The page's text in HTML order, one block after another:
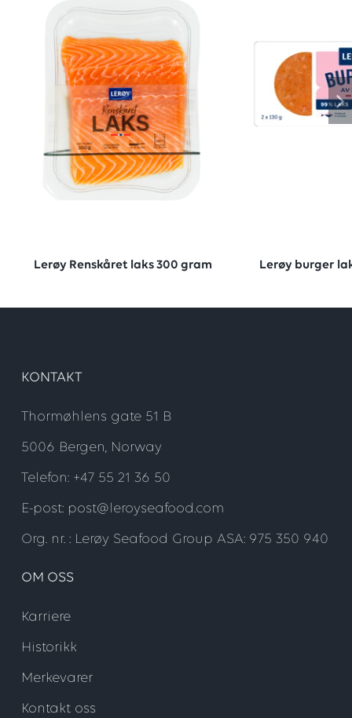
Lerøy Renskåret laks 300 gram Lerøy burger
KONTAKT
Thormøhlens gate 51 B
5006 Bergen, Norway
Telefon: +47 55 21 36 50
E-post: post@leroyseafood.com
Org. nr. : Lerøy Seafood Group ASA: 975 350 940
OM OSS
Karriere
Historikk
Merkevarer
Kontakt oss